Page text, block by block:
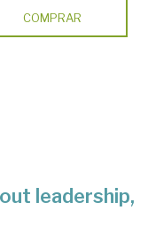
COMPRAR
leadership,